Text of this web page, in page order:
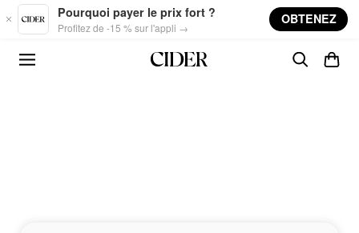
Skip to main content
Pourquoi payer le prix fort ?
Profitez de -15 % sur l'appli →
OBTENEZ